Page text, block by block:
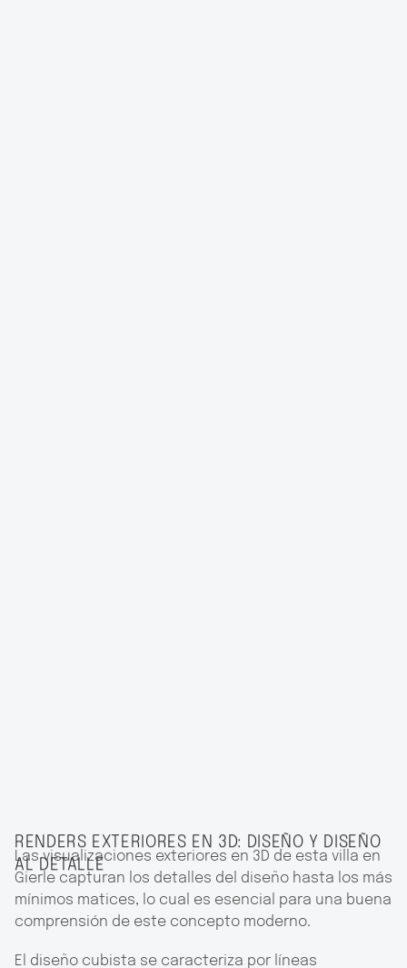
RENDERS EXTERIORES EN 3D: DISEÑO Y DISEÑO
AL DETALLE
Las visualizaciones exteriores en 3D de esta villa en
Gierle capturan los detalles del diseño hasta los más
mínimos matices, lo cual es esencial para una buena
comprensión de este concepto moderno.
El diseño cubista se caracteriza por líneas